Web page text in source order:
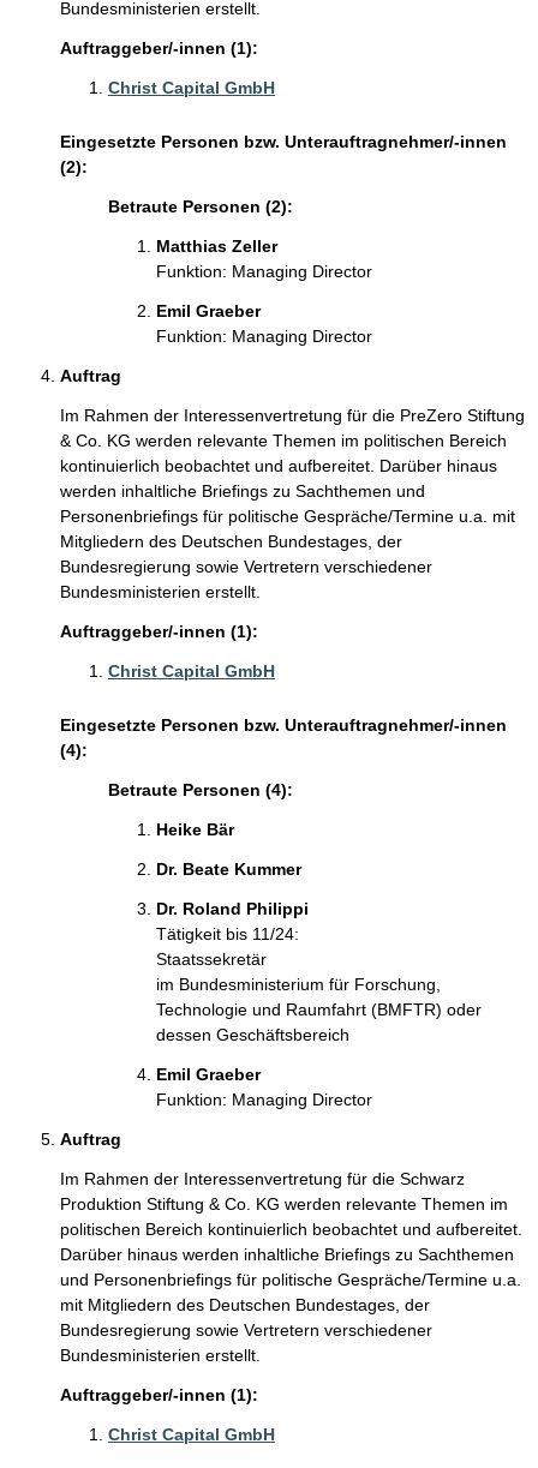
Bundesministerien erstellt.
Auftraggeber/-innen (1):
Christ Capital GmbH
Eingesetzte Personen bzw. Unterauftragnehmer/-innen
(2):
Betraute Personen (2):
Matthias Zeller
Funktion: Managing Director
Emil Graeber
Funktion: Managing Director
Auftrag
Im Rahmen der Interessenvertretung für die PreZero Stiftung
& Co. KG werden relevante Themen im politischen Bereich
kontinuierlich beobachtet und aufbereitet. Darüber hinaus
werden inhaltliche Briefings zu Sachthemen und
Personenbriefings für politische Gespräche/Termine u.a. mit
Mitgliedern des Deutschen Bundestages, der
Bundesregierung sowie Vertretern verschiedener
Bundesministerien erstellt.
Auftraggeber/-innen (1):
Christ Capital GmbH
Eingesetzte Personen bzw. Unterauftragnehmer/-innen
(4):
Betraute Personen (4):
Heike Bär
Dr. Beate Kummer
Dr. Roland Philippi
Tätigkeit bis 11/24:
Staatssekretär
im Bundesministerium für Forschung,
Technologie und Raumfahrt (BMFTR) oder
dessen Geschäftsbereich
Emil Graeber
Funktion: Managing Director
Auftrag
Im Rahmen der Interessenvertretung für die Schwarz
Produktion Stiftung & Co. KG werden relevante Themen im
politischen Bereich kontinuierlich beobachtet und aufbereitet.
Darüber hinaus werden inhaltliche Briefings zu Sachthemen
und Personenbriefings für politische Gespräche/Termine u.a.
mit Mitgliedern des Deutschen Bundestages, der
Bundesregierung sowie Vertretern verschiedener
Bundesministerien erstellt.
Auftraggeber/-innen (1):
Christ Capital GmbH